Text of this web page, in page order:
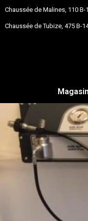
Chaussée de Malines, 110
Chaussée de Tubize, 475 B-
Magasin